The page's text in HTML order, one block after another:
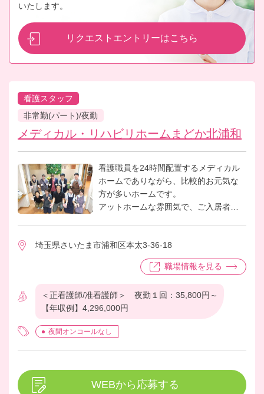
いたします。
リクエストエントリーはこちら
看護スタッフ
非常勤(パート)/夜勤
メディカル・リハビリホームまどか北浦和
看護職員を24時間配置するメディカル
ホームでありながら、比較的お元気な
方が多いホームです。
アットホームな雰囲気で、ご入居者様
く、様々な活動に力を入れています。
近隣のホーム同士で行われる、ボッチ
ャ大会・コーラス大会に向けて、日々
です。直近のコーラス大会では、優勝
をすることができました。その他に
も、班活動が盛んで、その様な活動が
入居者様の意欲を引き出していること
で、リハビリにも積極的な入居者様が
埼玉県さいたま市浦和区本太3-36-18
職場情報を見る
＜正看護師/准看護師＞ 夜勤１回：35,800円～
【年収例】4,296,000円
夜間オンコールなし
WEBから応募する